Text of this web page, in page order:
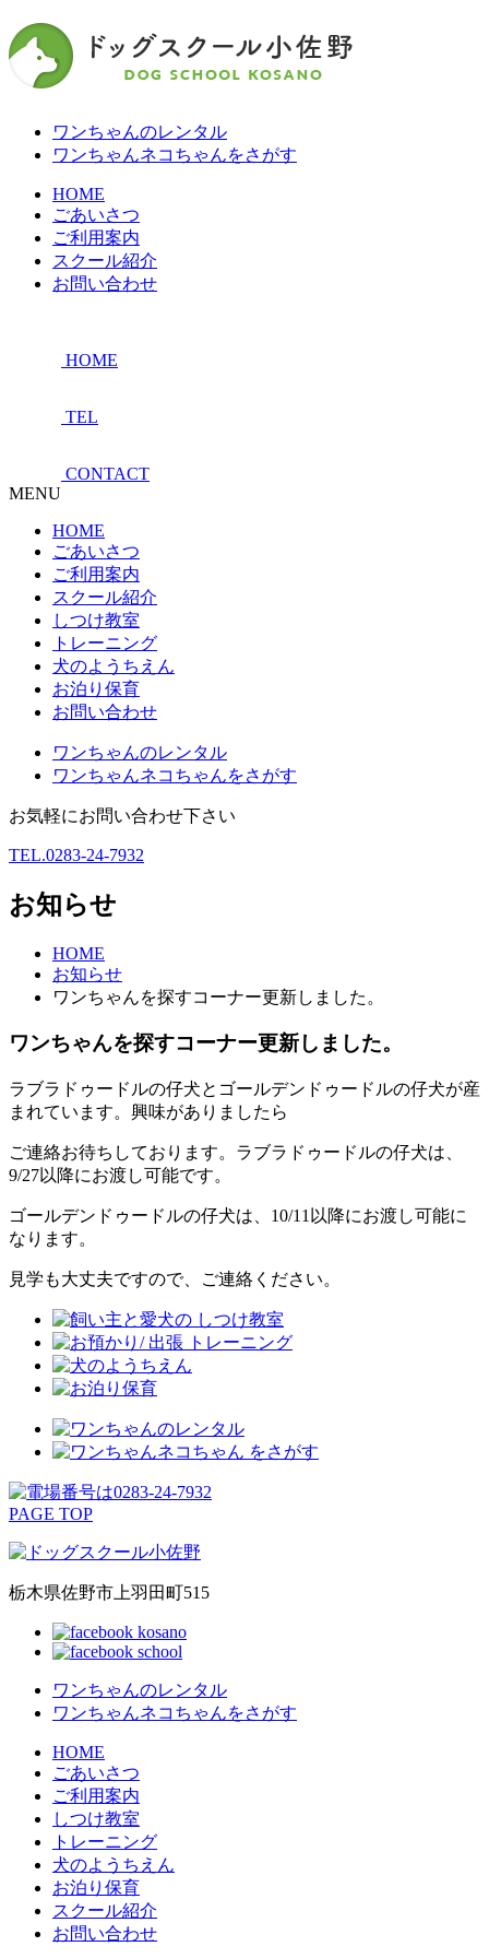
ワンちゃんのレンタル
ワンちゃんネコちゃんをさがす
HOME
ごあいさつ
ご利用案内
スクール紹介
お問い合わせ
HOME
TEL
CONTACT
MENU
HOME
ごあいさつ
ご利用案内
スクール紹介
しつけ教室
トレーニング
犬のようちえん
お泊り保育
お問い合わせ
ワンちゃんのレンタル
ワンちゃんネコちゃんをさがす
お気軽にお問い合わせ下さい
TEL.0283-24-7932
お知らせ
HOME
お知らせ
ワンちゃんを探すコーナー更新しました。
ワンちゃんを探すコーナー更新しました。
ラブラドゥードルの仔犬とゴールデンドゥードルの仔犬が産
まれています。興味がありましたら
ご連絡お待ちしております。ラブラドゥードルの仔犬は、
9/27以降にお渡し可能です。
ゴールデンドゥードルの仔犬は、10/11以降にお渡し可能に
なります。
見学も大丈夫ですので、ご連絡ください。
PAGE TOP
栃木県佐野市上羽田町515
ワンちゃんのレンタル
ワンちゃんネコちゃんをさがす
HOME
ごあいさつ
ご利用案内
しつけ教室
トレーニング
犬のようちえん
お泊り保育
スクール紹介
お問い合わせ